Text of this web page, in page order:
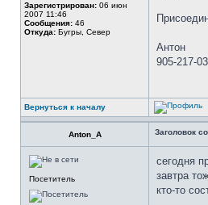
Зарегистрирован: 06 июн
2007 11:46
Сообщения: 46
Откуда: Бугры, Север
Антон
905-217-
Вернуться к началу
Anton_A Заголовок
Посетитель
сегодня
завтра
кто-то